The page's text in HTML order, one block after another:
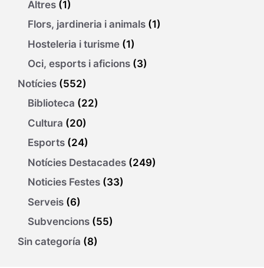
Altres (1)
Flors, jardineria i animals (1)
Hosteleria i turisme (1)
Oci, esports i aficions (3)
Notícies (552)
Biblioteca (22)
Cultura (20)
Esports (24)
Notícies Destacades (249)
Noticies Festes (33)
Serveis (6)
Subvencions (55)
Sin categoría (8)